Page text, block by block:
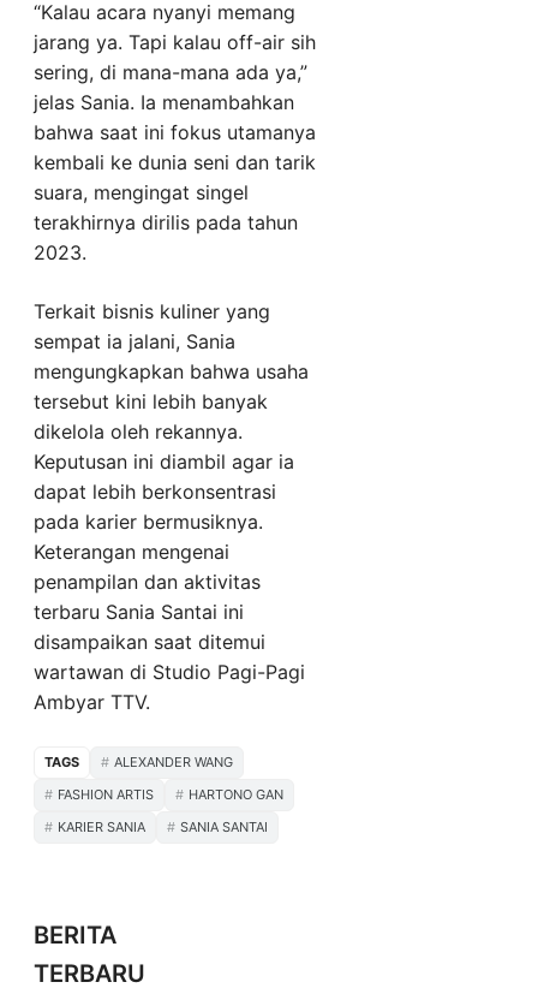
“Kalau acara nyanyi memang
jarang ya. Tapi kalau off-air sih
sering, di mana-mana ada ya,”
jelas Sania. Ia menambahkan
bahwa saat ini fokus utamanya
kembali ke dunia seni dan tarik
suara, mengingat singel
terakhirnya dirilis pada tahun
2023.
Terkait bisnis kuliner yang
sempat ia jalani, Sania
mengungkapkan bahwa usaha
tersebut kini lebih banyak
dikelola oleh rekannya.
Keputusan ini diambil agar ia
dapat lebih berkonsentrasi
pada karier bermusiknya.
Keterangan mengenai
penampilan dan aktivitas
terbaru Sania Santai ini
disampaikan saat ditemui
wartawan di Studio Pagi-Pagi
Ambyar TTV.
TAGS
ALEXANDER WANG
FASHION ARTIS
HARTONO GAN
KARIER SANIA
SANIA SANTAI
BERITA
TERBARU